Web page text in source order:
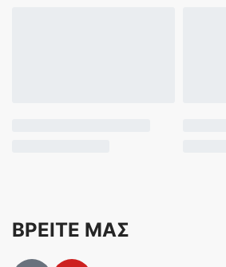
ΒΡΕΙΤΕ ΜΑΣ